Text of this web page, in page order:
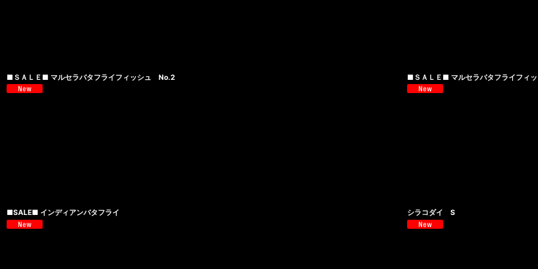
■ＳＡＬＥ■ マルセラバタフライフィッシュ No.2 ■ＳＡＬＥ■ マルセラバタフライフィ
■SALE■ インディアンバタフライ シラコダイ S